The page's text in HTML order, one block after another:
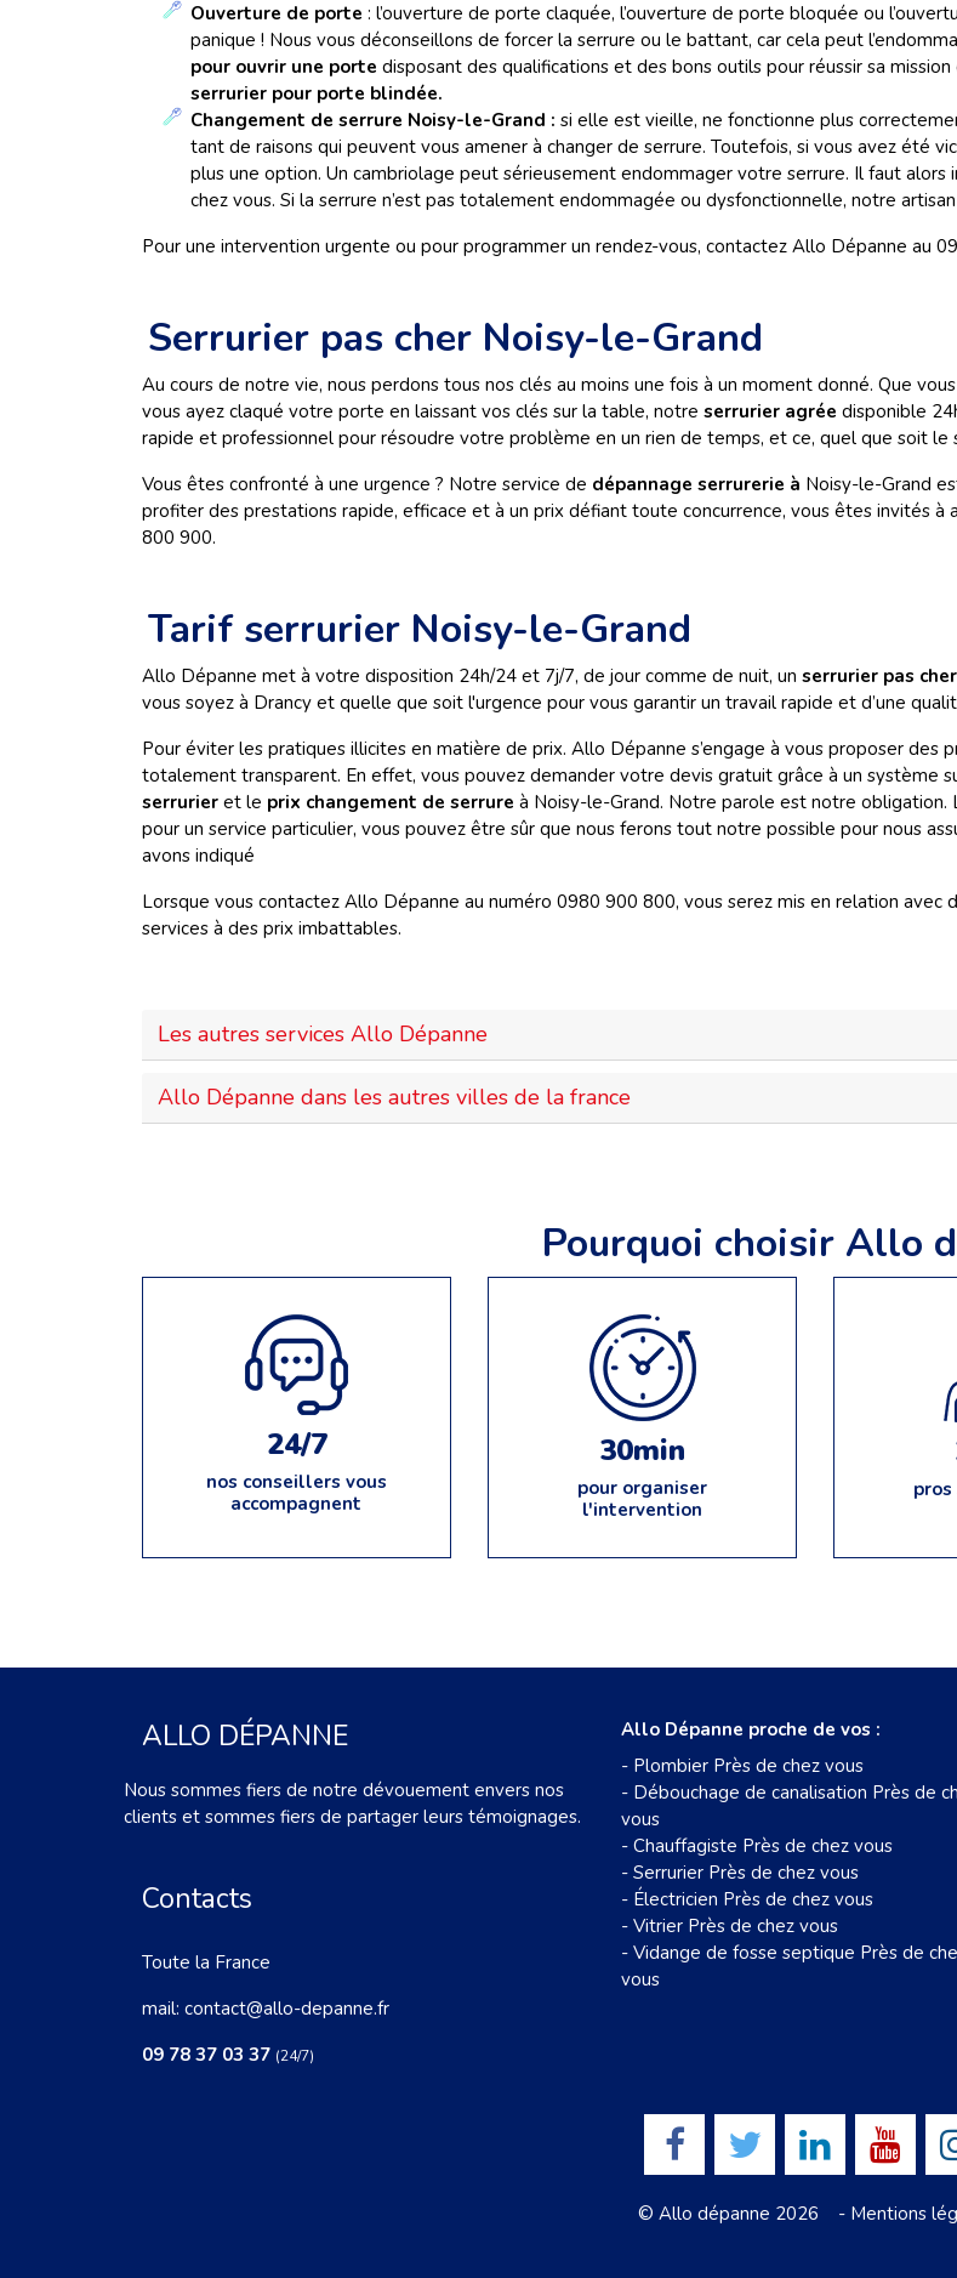
Ouverture de porte : l’ouverture de porte claquée, l’ouverture de porte bloquée ou
panique ! Nous vous déconseillons de forcer la serrure ou le battant, car cela peut
pour ouvrir une porte disposant des qualifications et des bons outils pour réussir sa mission
serrurier pour porte blindée.
Changement de serrure Noisy-le-Grand : si elle est vieille, ne fonctionne plus
tant de raisons qui peuvent vous amener à changer de serrure. Toutefois, si vous avez été
plus une option. Un cambriolage peut sérieusement endommager votre serrure. Il faut
chez vous. Si la serrure n’est pas totalement endommagée ou dysfonctionnelle, notre
Pour une intervention urgente ou pour programmer un rendez-vous, contactez Allo Dépanne au
Serrurier pas cher Noisy-le-Grand
Au cours de notre vie, nous perdons tous nos clés au moins une fois à un moment donné. Que
vous ayez claqué votre porte en laissant vos clés sur la table, notre serrurier agrée disponible
rapide et professionnel pour résoudre votre problème en un rien de temps, et ce, quel que soit le
Vous êtes confronté à une urgence ? Notre service de dépannage serrurerie à Noisy-le-Grand
profiter des prestations rapide, efficace et à un prix défiant toute concurrence, vous êtes invités à
800 900.
Tarif serrurier Noisy-le-Grand
Allo Dépanne met à votre disposition 24h/24 et 7j/7, de jour comme de nuit, un serrurier pas cher
vous soyez à Drancy et quelle que soit l'urgence pour vous garantir un travail rapide et d’une
Pour éviter les pratiques illicites en matière de prix. Allo Dépanne s’engage à vous proposer
totalement transparent. En effet, vous pouvez demander votre devis gratuit grâce à un système
serrurier et le prix changement de serrure à Noisy-le-Grand. Notre parole est notre obligation.
pour un service particulier, vous pouvez être sûr que nous ferons tout notre possible pour nous
avons indiqué
Lorsque vous contactez Allo Dépanne au numéro 0980 900 800, vous serez mis en relation avec
services à des prix imbattables.
Les autres services Allo Dépanne
Allo Dépanne dans les autres villes de la france
Pourquoi choisir Allo
24/7
nos conseillers vous
accompagnent
30min
pour organiser
l'intervention
ALLO DÉPANNE
Nous sommes fiers de notre dévouement envers nos
clients et sommes fiers de partager leurs témoignages.
Contacts
Toute la France
mail: contact@allo-depanne.fr
09 78 37 03 37 (24/7)
Allo Dépanne proche de vos :
- Plombier Près de chez vous
- Débouchage de canalisation Près de
vous
- Chauffagiste Près de chez vous
- Serrurier Près de chez vous
- Électricien Près de chez vous
- Vitrier Près de chez vous
- Vidange de fosse septique Près de
vous
© Allo dépanne 2026 - Mentions